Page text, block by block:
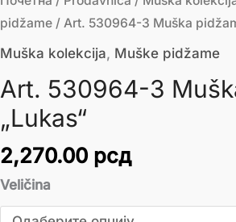
pidžame / Art. 530964-3 Muška
Muška kolekcija, Muške pidžame
Art. 530964-3
„Lukas“
2,270.00 рсд
Veličina